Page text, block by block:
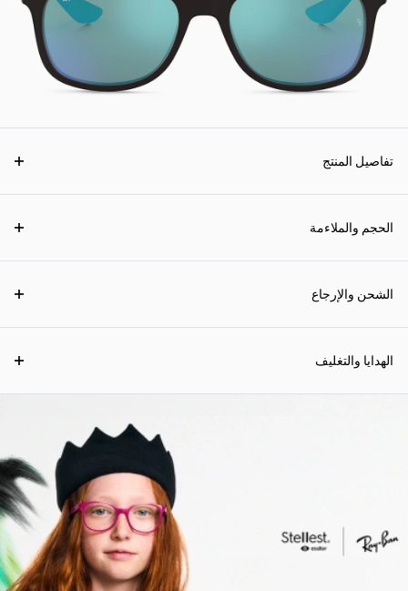
تفاصيل المنتج
الحجم والملاءمة
الشحن والإرجاع
الهدايا والتغليف